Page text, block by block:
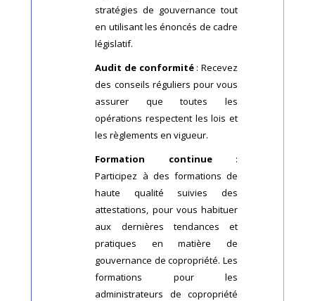
stratégies de gouvernance tout
en utilisant les énoncés de cadre
législatif.
Audit de conformité: Recevez
des conseils réguliers pour vous
assurer que toutes les
opérations respectent les lois et
les règlements en vigueur.
Formation continue:
Participez à des formations de
haute qualité suivies des
attestations, pour vous habituer
aux dernières tendances et
pratiques en matière de
gouvernance de copropriété. Les
formations pour les
administrateurs de copropriété